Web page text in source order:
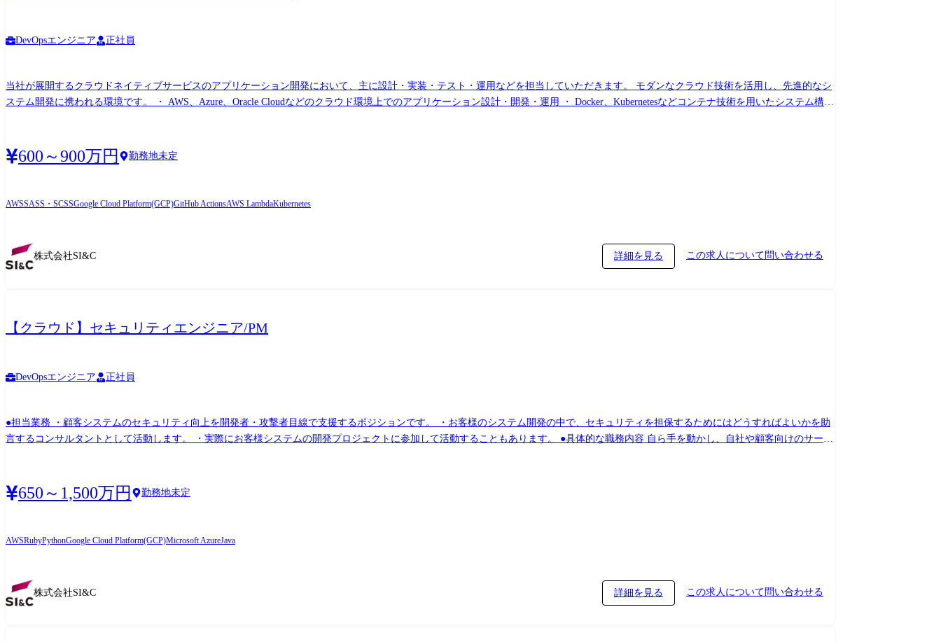
DevOpsエンジニア 正社員
当社が展開するクラウドネイティブサービスのアプリケーション開発において、主に設計・実装・テスト・運用などを担当していただきます。 モダンなクラウド技術を活用し、先進的なシ
ステム開発に携われる環境です。 ・ AWS、Azure、Oracle Cloudなどのクラウド環境上でのアプリケーション設計・開発・運用 ・ Docker、Kubernetesなどコンテナ技術を用いたシステム構築
境:AWS、GoogleCloud 内容:サーバレスアーキテクチャによるデータ連携基盤構築 範囲:設計～リリース 2.金融業界向け、社内システム環境構築 環境:Azure 内容:社内システムのクラウド化移
行 工程:企画/設計～リリース/保守 3.小売業向け、データ基盤構築 環境:AWS 内容:ECサイトのデータ基盤構築 工程:企画/設計～リリース/保守 4.IPO準備企業向け、WEBサイトクラウドシフ
600～900万円 勤務地未定
AWSSASS・SCSSGoogle Cloud Platform(GCP)GitHub ActionsAWS LambdaKubernetes
株式会社SI&C 詳細を見る この求人について問い合わせる
【クラウド】セキュリティエンジニア/PM
DevOpsエンジニア 正社員
●担当業務 ・顧客システムのセキュリティ向上を開発者・攻撃者目線で支援するポジションです。 ・お客様のシステム開発の中で、セキュリティを担保するためにはどうすればよいかを助
言するコンサルタントとして活動します。 ・実際にお客様システムの開発プロジェクトに参加して活動することもあります。 ●具体的な職務内容 自ら手を動かし、自社や顧客向けのサービ
入活用・プログラミング・クラウド基盤の設計開発運用の実践 ・セキュリティ診断 └Webアプリケーション診断 └クラウドアーキテクチャに対するアセスメント ・上記で得られたノウハウ
をもとに、顧客のDevSecOps開発に参画し、幅広い支援を行う ●その仕事をすることでキャリアにどんなプラスになるか 実際のものづくりを行いながら、あるいはその経験を活かして、安
ジし、成長を実感できる業務です。
650～1,500万円 勤務地未定
AWSRubyPythonGoogle Cloud Platform(GCP)Microsoft AzureJava
株式会社SI&C 詳細を見る この求人について問い合わせる